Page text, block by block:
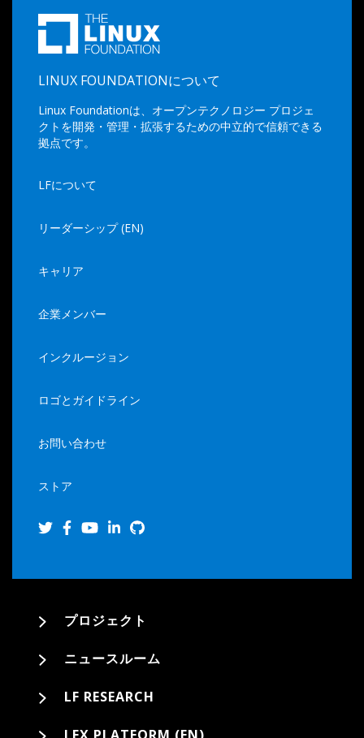
LINUX FOUNDATIONについて
Linux Foundationは、オープンテクノロジー プロジェ
クトを開発・管理・拡張するための中立的で信頼できる
拠点です。
LFについて
リーダーシップ (EN)
キャリア
企業メンバー
インクルージョン
ロゴとガイドライン
お問い合わせ
ストア
プロジェクト
ニュースルーム
LF RESEARCH